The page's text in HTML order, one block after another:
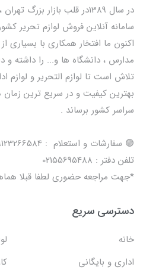
در سال 1389در قلب بازار بزرگ
سامانه آنلاین فروش لوازم تحریر
اکنون ما افتخار همکاری با بسیاری از
مدارس ، دانشگاه ها و... را داشته و
تلاش است تا لوازم التحریر و لوازم
بهترین کیفیت و در سریع ترین
سراسر کشور برساند .
🟢 سفارشات و استعلام : 09123266584
تلفن دفتر : 02155695488
*جهت مراجعه حضوری لطفا قبلا
دسترسی سریع
خانه
اداری و بایگانی